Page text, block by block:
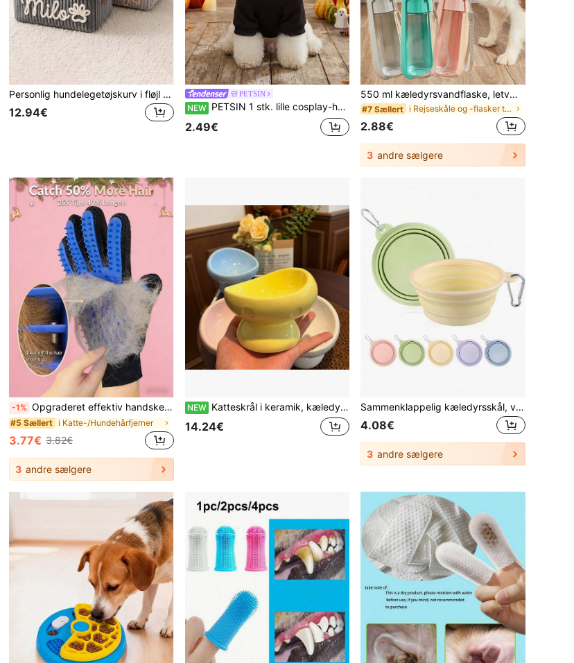
Personlig hundelegetøjskurv i fløjl med navn, opbevaringskurv til kæledyr, gave til nye hundeejere og kæledyrselskere
12.94€
PETSIN
NEW PETSIN 1 stk. lille cosplay-hoodie til kæledyr med horn og vinger, sort, tyk og blød, afhårende kæledyrtøj
2.49€
550 ml kæledyrsvandflaske, letvægts foldbar hundeskål til vand, bærbar vandflaske med stor kapacitet til hundegåtur, rejsekrus til vand til camping, gåture og udendørsaktiviteter, kæledyrsudstyr, rejseessentials
#7 Sællert i Rejseskåle og -flasker til katte/hunde
2.88€
3 andre sælgere
-1% Opgraderet effektiv handske til fjernelse af pels til kæledyr, 2-i-1 pelsbørste og katteplejehandske, genanvendelig hundehårfjerner velegnet til tæpper, møbler, sofaer, tøj, yderst effektiv
#5 Sællert i Katte-/Hundehårfjerner
3.77€ 3.82€
3 andre sælgere
NEW Katteskrål i keramik, kæledyrsskål med svampedesign, højbenet kattefodskål, anti-sort hage, anti-vælt, sød katte-måltidsskål med skrå åbning, nem at spise af, hygiejnisk og nem at rengøre
14.24€
Sammenklappelig kæledyrsskål, velegnet til rejser, camping, gåture, kan bruges som vandskål og madskål til katte og hunde, lugtfri, med karabinhage, kan bruges som vandflaske eller campingskål
4.08€
3 andre sælgere